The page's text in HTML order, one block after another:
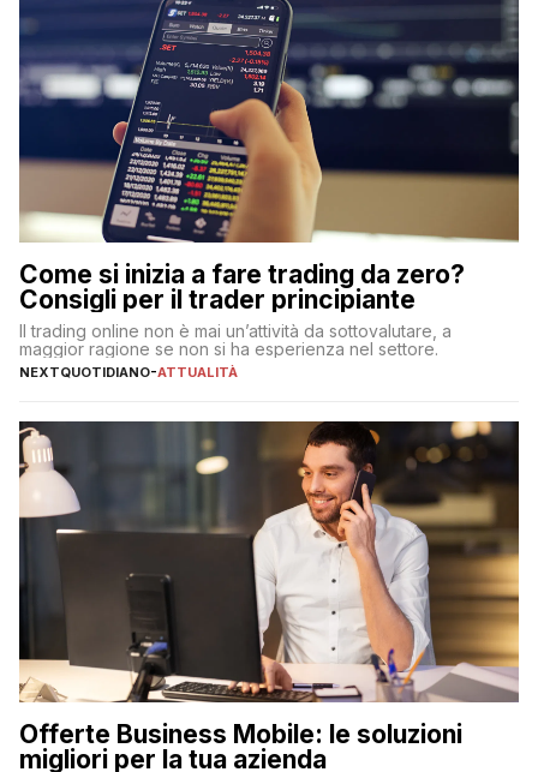
Come si inizia a fare trading da zero?
Consigli per il trader principiante
Il trading online non è mai un’attività da sottovalutare, a
maggior ragione se non si ha esperienza nel settore.
NEXTQUOTIDIANO-ATTUALITÀ
Offerte Business Mobile: le soluzioni
migliori per la tua azienda